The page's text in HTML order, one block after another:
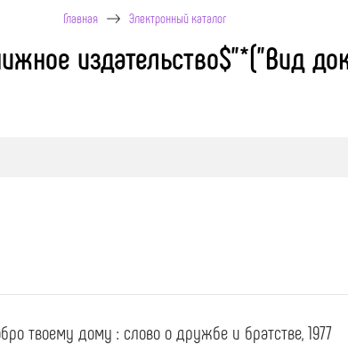
Главная Электронный каталог
издательство$"*("Вид
твоему дому : слово о дружбе и братстве, 1977